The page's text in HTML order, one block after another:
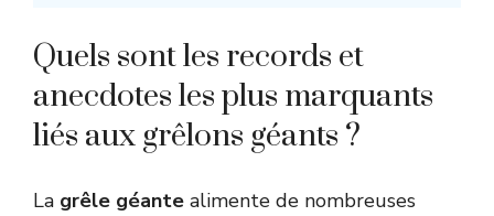
Quels sont les records et
anecdotes les plus marquants
liés aux grêlons géants ?
La grêle géante alimente de nombreuses